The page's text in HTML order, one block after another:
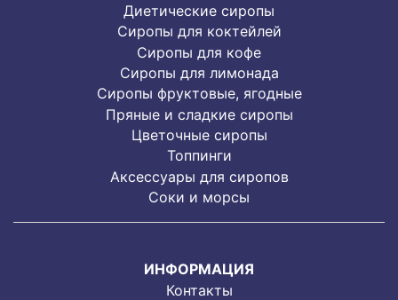
Диетические сиропы
Сиропы для коктейлей
Сиропы для кофе
Сиропы для лимонада
Cиропы фруктовые, ягодные
Пряные и сладкие сиропы
Цветочные сиропы
Топпинги
Аксессуары для сиропов
Соки и морсы
ИНФОРМАЦИЯ
Контакты